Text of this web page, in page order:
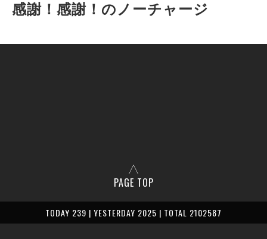
感謝！感謝！のノーチャージ
PAGE TOP
TODAY 239 | YESTERDAY 2025 | TOTAL 2102587